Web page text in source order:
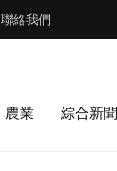
聯絡我們
農業 綜合新聞